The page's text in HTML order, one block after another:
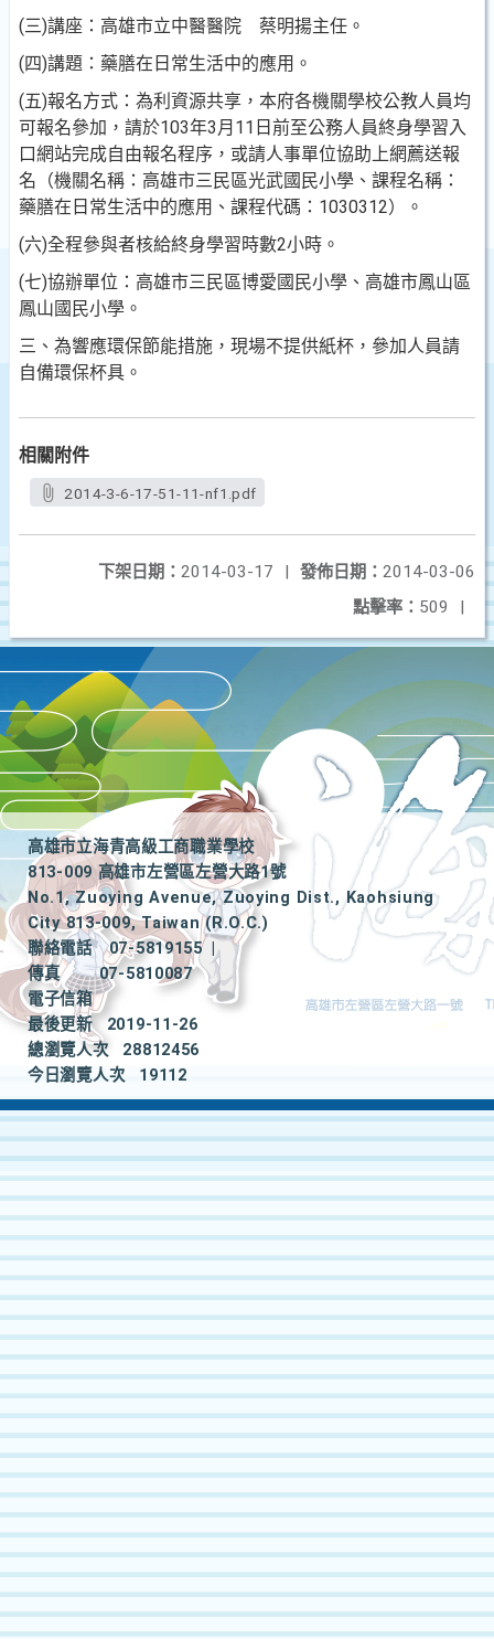
(三)講座：高雄市立中醫醫院 蔡明揚主任。
(四)講題：藥膳在日常生活中的應用。
(五)報名方式：為利資源共享，本府各機關學校公教人員均
可報名參加，請於103年3月11日前至公務人員終身學習入
口網站完成自由報名程序，或請人事單位協助上網薦送報
名（機關名稱：高雄市三民區光武國民小學、課程名稱：
藥膳在日常生活中的應用、課程代碼：1030312）。
(六)全程參與者核給終身學習時數2小時。
(七)協辦單位：高雄市三民區博愛國民小學、高雄市鳳山區
鳳山國民小學。
三、為響應環保節能措施，現場不提供紙杯，參加人員請
自備環保杯具。
相關附件
2014-3-6-17-51-11-nf1.pdf
發佈日期： 2014-03-06
下架日期： 2014-03-17
|
點擊率： 509 |
高雄市立海青高級工商職業學校
813-009 高雄市左營區左營大路1號
No.1, Zuoying Avenue, Zuoying Dist., Kaohsiung
City 813-009, Taiwan (R.O.C.)
聯絡電話
07-5819155
|
傳真
07-5810087
電子信箱
最後更新
2019-11-26
總瀏覽人次
28812456
今日瀏覽人次
19112